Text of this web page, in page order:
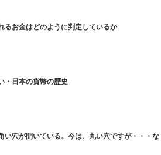
るお金はどのように判定しているか
・日本の貨幣の歴史
い穴が開いている。今は、丸い穴ですが・・・な